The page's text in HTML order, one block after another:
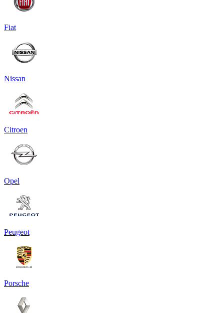
Fiat
Nissan
Citroen
Opel
Peugeot
Porsche